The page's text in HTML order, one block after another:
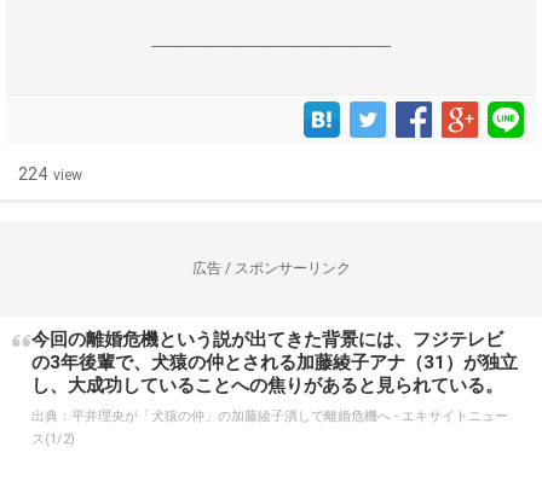
------------------------------------------------------------------
224 view
広告 / スポンサーリンク
今回の離婚危機という説が出てきた背景には、フジテレビ
の3年後輩で、犬猿の仲とされる加藤綾子アナ（31）が独立
し、大成功していることへの焦りがあると見られている。
出典： 平井理央が「犬猿の仲」の加藤綾子潰しで離婚危機へ - エキサイトニュー
ス(1/2)